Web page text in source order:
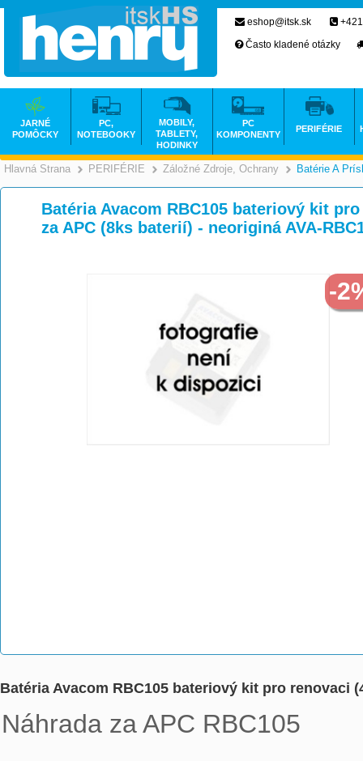
Hlavná Strana >
PERIFÉRIE >
Záložné Zdroje, Ochrany Batérie A
Batéria Avacom RBC105 bateriový kit
za APC (8ks baterií) - neoriginá AVA-
-
Batéria Avacom RBC105 bateriový kit pro renovaci
Náhrada za APC RBC105
eshop@itsk.sk
Často kladené otázky
JARNÉ
POMÔCKY
PC,
NOTEBOOKY
MOBILY,
TABLETY,
HODINKY
PC
KOMPONENTY
PERIFÉRIE